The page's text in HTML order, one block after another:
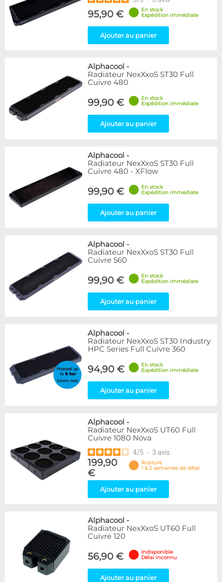
95,90 €
En stock
Expédition immédiate
Ajouter au panier
Alphacool -
Radiateur NexXxoS ST30 Full
Cuivre 480
99,90 €
En stock
Expédition immédiate
Ajouter au panier
Alphacool -
Radiateur NexXxoS ST30 Full
Cuivre 480 - XFlow
99,90 €
En stock
Expédition immédiate
Ajouter au panier
Alphacool -
Radiateur NexXxoS ST30 Full
Cuivre 560
99,90 €
En stock
Expédition immédiate
Ajouter au panier
Alphacool -
Radiateur NexXxoS ST30 Industry
HPC Series Full Cuivre 360
94,90 €
En stock
Expédition immédiate
Ajouter au panier
Alphacool -
Radiateur NexXxoS UT60 Full
Cuivre 1080 Nova
4/5 - 3 avis
199,90
€
Rupture
1 à 2 semaines de délai
Ajouter au panier
Alphacool -
Radiateur NexXxoS UT60 Full
Cuivre 120
56,90 €
Indisponible
Délai inconnu
Ajouter au panier